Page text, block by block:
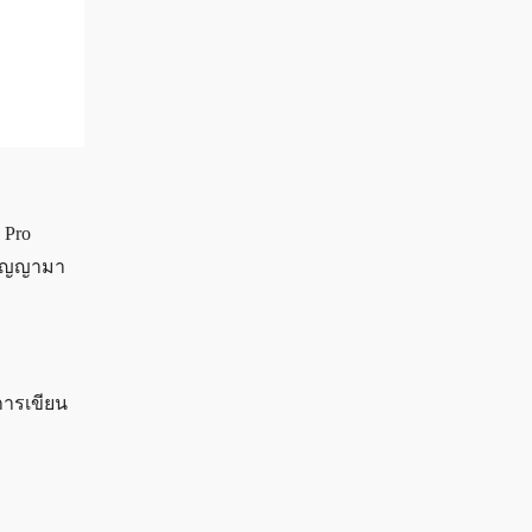
ญญามา
รเขียน